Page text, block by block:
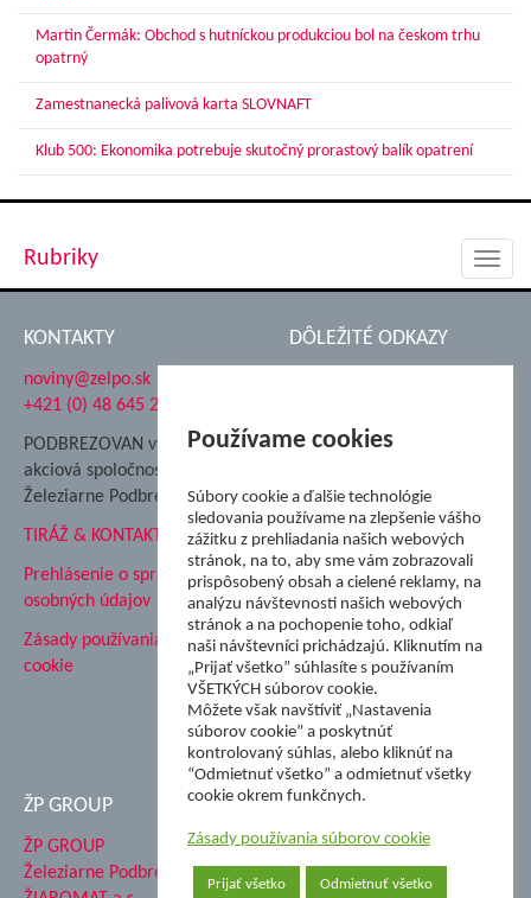
Martin Čermák: Obchod s hutníckou produkciou bol na českom trhu
opatrný
Zamestnanecká palivová karta SLOVNAFT
Klub 500: Ekonomika potrebuje skutočný prorastový balík opatrení
Rubriky
KONTAKTY
noviny@zelpo.sk
+421 (0) 48 645 2711
PODBREZOVAN vydáva
akciová spoločnosť
Železiarne Podbrezová
TIRÁŽ & KONTAKT
Prehlásenie o spracovaní
osobných údajov
Zásady používania súborov
cookie
DÔLEŽITÉ ODKAZY
Nadácia Železiarne
ŽP Informatika s.r.o.
ŠK Železiarne Podbrezová
Tále a.s.
ŽP GROUP
ŽP GROUP
Železiarne Podbrezová a.s.
Používame cookies
Súbory cookie a ďalšie technológie
sledovania používame na zlepšenie vášho
zážitku z prehliadania našich webových
stránok, na to, aby sme vám zobrazovali
prispôsobený obsah a cielené reklamy, na
analýzu návštevnosti našich webových
stránok a na pochopenie toho, odkiaľ
naši návštevníci prichádzajú. Kliknutím na
„Prijať všetko” súhlasíte s používaním
VŠETKÝCH súborov cookie.
Môžete však navštíviť „Nastavenia
súborov cookie” a poskytnúť
kontrolovaný súhlas, alebo kliknúť na
“Odmietnuť všetko” a odmietnuť všetky
cookie okrem funkčnych.
Zásady používania súborov cookie
Prijať všetko Odmietnuť všetko